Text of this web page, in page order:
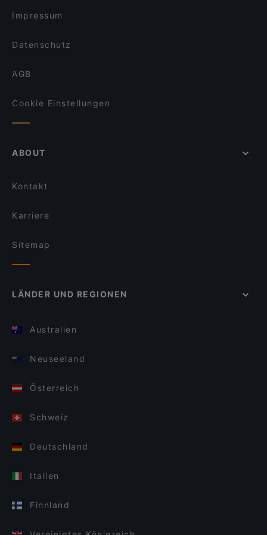
Extra Dry Bonn
Impressum
Datenschutz
AGB
Cookie Einstellungen
ABOUT
Kontakt
Karriere
Sitemap
LÄNDER UND REGIONEN
Australien
Neuseeland
Österreich
Schweiz
Deutschland
Italien
Finnland